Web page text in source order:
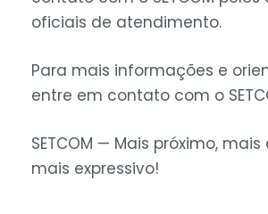
oficiais de atendimento.
Para mais informações e
entre em contato com o
SETCOM — Mais próximo,
mais expressivo!